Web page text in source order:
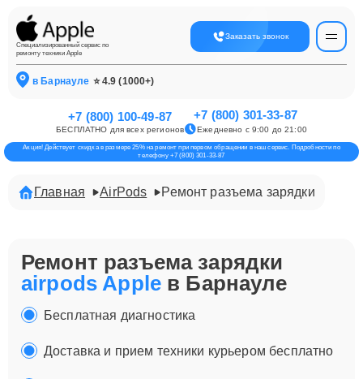
Специализированный сервис по
ремонту техники Apple
Заказать звонок
в Барнауле ⭐ 4.9 (1000+)
+7 (800) 100-49-87
БЕСПЛАТНО для всех регионов
+7 (800) 301-33-87
Ежедневно с 9:00 до 21:00
Акция! Действует скидка в размере 25% на ремонт при первом обращении в наш сервис. Подробности по
телефону +7 (800) 301-33-87
Главная AirPods Ремонт разъема зарядки
Ремонт разъема зарядки
airpods Appleв Барнауле
Бесплатная диагностика
Доставка и прием техники курьером бесплатно